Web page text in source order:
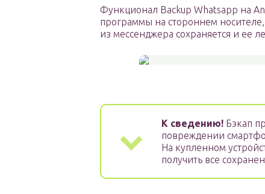
Функционал Backup Whatsapp на
программы на стороннем
из мессенджера сохраняется и ее
К сведению! Бэкап
повреждении
На купленном
получить все